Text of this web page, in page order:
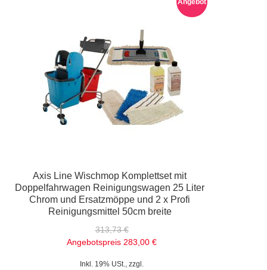
Angebot
Axis Line Wischmop Komplettset mit
Doppelfahrwagen Reinigungswagen 25 Liter
Chrom und Ersatzmöppe und 2 x Profi
Reinigungsmittel 50cm breite
313,73 €
Angebotspreis 283,00 €
Inkl. 19% USt., zzgl.